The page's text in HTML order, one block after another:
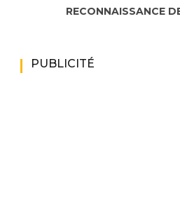
RECONNAISSANCE
PUBLICITÉ